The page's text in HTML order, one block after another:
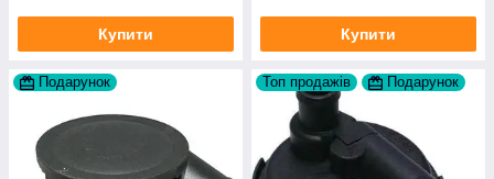
Купити Купити
Подарунок Топ продажів Подарунок